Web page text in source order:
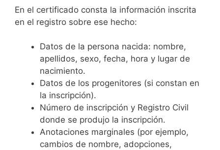
En el certificado consta la información inscrita
en el registro sobre ese hecho:
Datos de la persona nacida: nombre,
apellidos, sexo, fecha, hora y lugar de
nacimiento.
Datos de los progenitores (si constan en
la inscripción).
Número de inscripción y Registro Civil
donde se produjo la inscripción.
Anotaciones marginales (por ejemplo,
cambios de nombre, adopciones,